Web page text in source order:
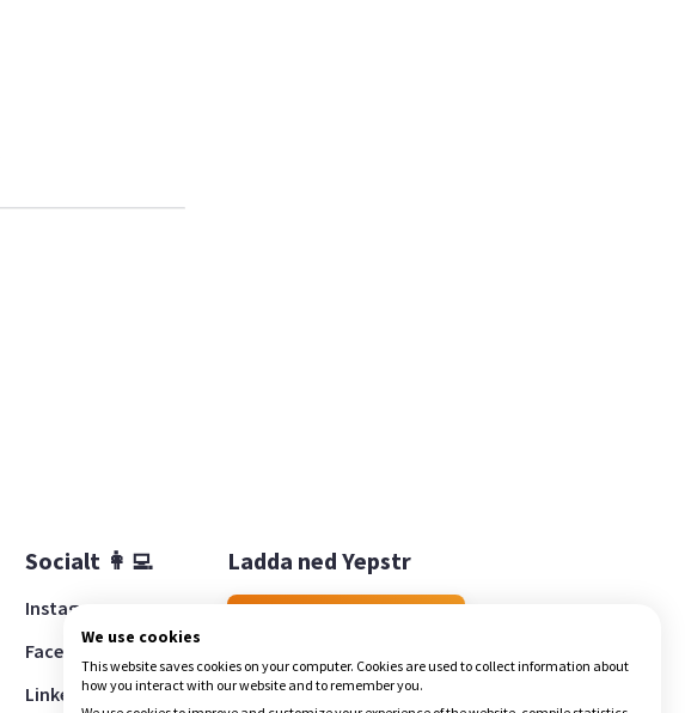
Socialt 👩‍💻
Instagram
Facebook
LinkedIn
Ladda ned Yepstr
We use cookies
This website saves cookies on your computer. Cookies are used to collect information about
how you interact with our website and to remember you.